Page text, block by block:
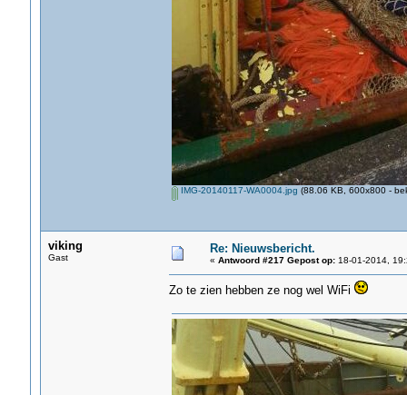
IMG-20140117-WA0004.jpg (88.06 KB, 600x800 -
viking
Gast
Re: Nieuwsbericht.
« Antwoord #217 Gepost op:18-01-2014,
Zo te zien hebben ze nog wel WiFi